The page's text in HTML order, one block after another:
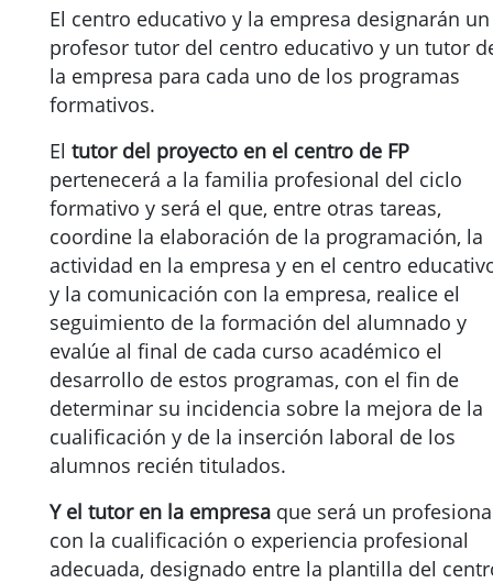
El centro educativo y la empresa designarán un
profesor tutor del centro educativo y un tutor
la empresa para cada uno de los programas
formativos.
El tutor del proyecto en el centro de FP
pertenecerá a la familia profesional del ciclo
formativo y será el que, entre otras tareas,
coordine la elaboración de la programación, la
actividad en la empresa y en el centro
y la comunicación con la empresa, realice el
seguimiento de la formación del alumnado y
evalúe al final de cada curso académico el
desarrollo de estos programas, con el fin de
determinar su incidencia sobre la mejora de la
cualificación y de la inserción laboral de los
alumnos recién titulados.
Y el tutor en la empresa que será un
con la cualificación o experiencia profesional
adecuada, designado entre la plantilla del